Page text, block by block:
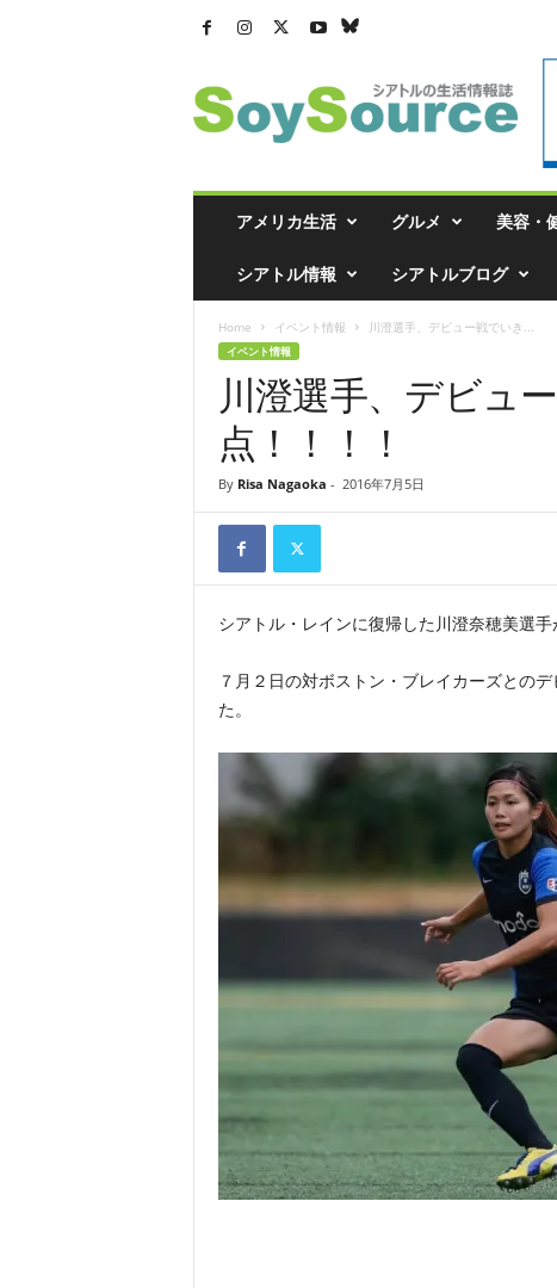
ト
ル
アメリカ生活 グルメ 美容・
シアトル情報 シアトルブログ
Home イベント情報 川澄選手、デビュー戦でいき...
イベント情報
川澄選手、デビュ
点！！！！
By Risa Nagaoka - 2016年7月5日
シアトル・レインに復帰した川澄奈穂美選手
７月２日の対ボストン・ブレイカーズとの
た。